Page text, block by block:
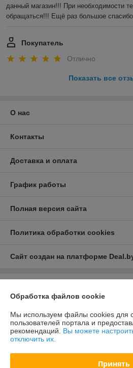
данный магазин!!! При необходимости
обращаться!!! Ещё раз большое
Покупатель
Отлично
Показать все
О нас
Контакты
Доставка и оплата
График работы
Полная версия сайта
Политика обработки cookies
Сайт создан на платформе
220026, г. Минск пр-т Партизанский
Регистрационный номер ЕГР: 193638764
Регистрационный орган: Мингорисолком
Обработка файлов cookie
Мы используем файлы cookies для
пользователей портала и
рекомендаций. Вы можете
отключить их.
Принять